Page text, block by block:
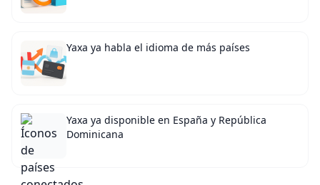
Yaxa ya habla el idioma de más países
Yaxa ya disponible en España y República
Dominicana